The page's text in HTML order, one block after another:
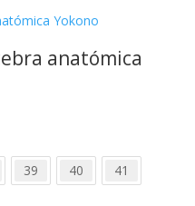
anatómica
39 40 41